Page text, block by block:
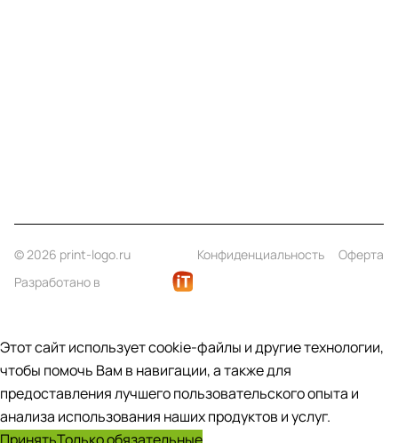
© 2026 print-logo.ru Конфиденциальность
Оферта
Разработано в
Этот сайт использует cookie-файлы и другие технологии,
чтобы помочь Вам в навигации, а также для
предоставления лучшего пользовательского опыта и
анализа использования наших продуктов и услуг.